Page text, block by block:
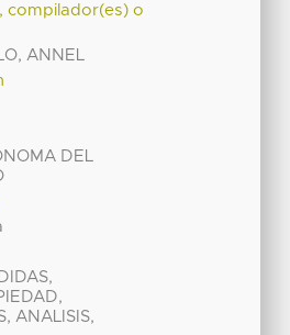
compilador(es) o
ANNEL
DEL
ANALISIS,